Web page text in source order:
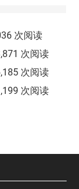
次阅读
次阅读
次阅读
次阅读